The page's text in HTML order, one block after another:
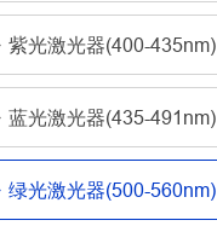
紫光激光器(400-435nm)
蓝光激光器(435-491nm)
绿光激光器(500-560nm)